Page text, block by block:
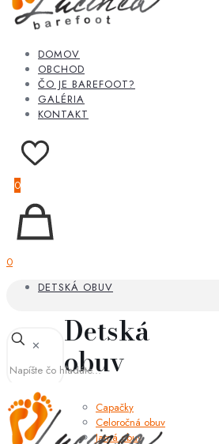
DOMOV
OBCHOD
ČO JE BAREFOOT?
GALÉRIA
KONTAKT
0
0
DETSKÁ OBUV
Detská
obuv
Capačky
Celoročná obuv
Jarná obuv
✕